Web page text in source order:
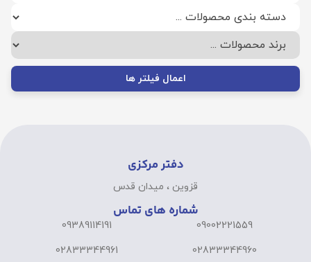
اعمال فیلتر ها
دفتر مرکزی
قزوین ، میدان قدس
شماره های تماس
09002221559
02833344960
09389114191
02833344961